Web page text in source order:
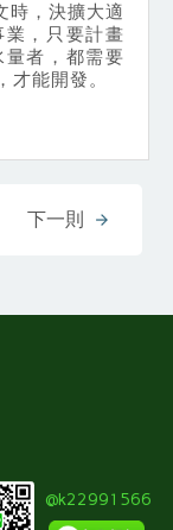
，決擴大適
，只要計畫
者，都需要
能開發。
下一則
@k22991566